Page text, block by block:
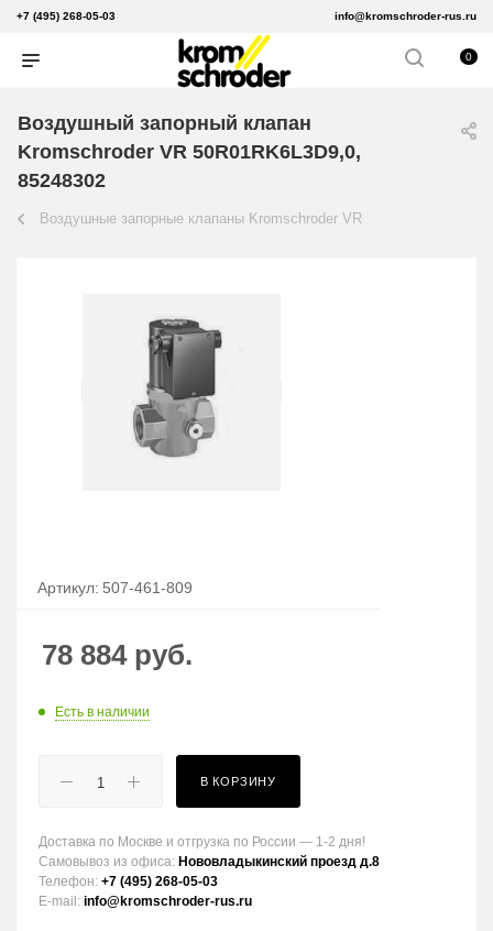
+7 (495) 268-05-03 info@kromschroder-rus.ru
0
Воздушный запорный клапан
Kromschroder VR 50R01RK6L3D9,0,
85248302
Воздушные запорные клапаны Kromschroder VR
Артикул: 507-461-809
78 884руб.
Есть в наличии
В КОРЗИНУ
Доставка по Москве и отгрузка по России — 1-2 дня!
Самовывоз из офиса: Нововладыкинский проезд д.8
Телефон: +7 (495) 268-05-03
E-mail: info@kromschroder-rus.ru